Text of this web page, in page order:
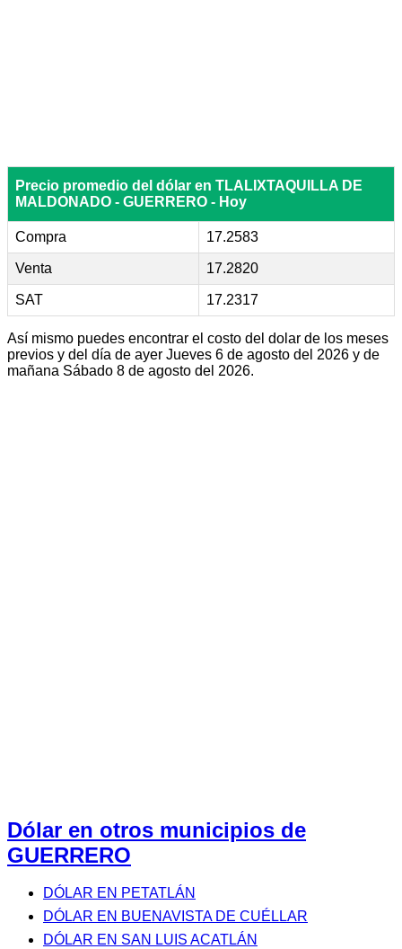
Precio promedio del dólar en TLALIXTAQUILLA DE
MALDONADO - GUERRERO - Hoy
Compra 17.2583
Venta 17.2820
SAT 17.2317
Así mismo puedes encontrar el costo del dolar de los meses
previos y del día de ayer Jueves 6 de agosto del 2026 y de
mañana Sábado 8 de agosto del 2026.
Dólar en otros municipios de
GUERRERO
DÓLAR EN PETATLÁN
DÓLAR EN BUENAVISTA DE CUÉLLAR
DÓLAR EN SAN LUIS ACATLÁN